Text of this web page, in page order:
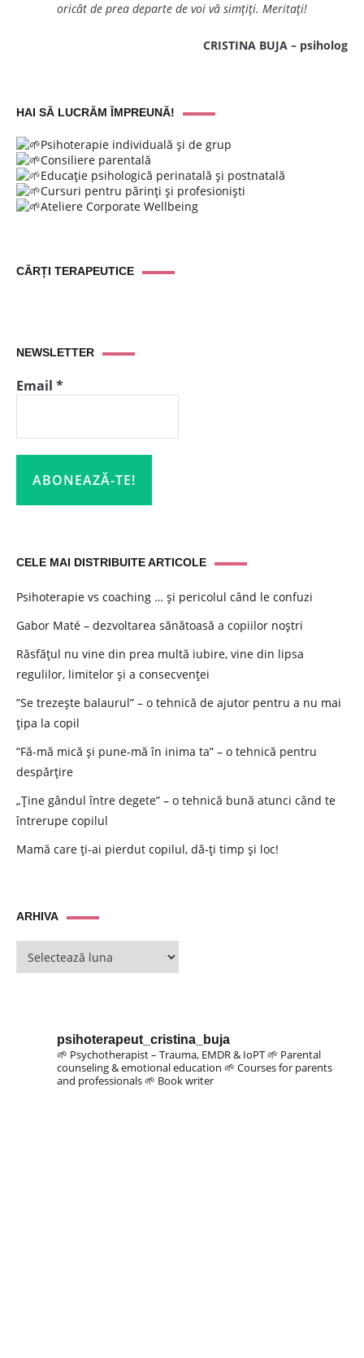
oricât de prea departe de voi vă simțiți. Meritați!
CRISTINA BUJA – psiholog
HAI SĂ LUCRĂM ÎMPREUNĂ!
Psihoterapie individuală și de grup
Consiliere parentală
Educație psihologică perinatală și postnatală
Cursuri pentru părinți și profesioniști
Ateliere Corporate Wellbeing
CĂRȚI TERAPEUTICE
NEWSLETTER
Email *
CELE MAI DISTRIBUITE ARTICOLE
Psihoterapie vs coaching … și pericolul când le confuzi
Gabor Maté – dezvoltarea sănătoasă a copiilor noștri
Răsfățul nu vine din prea multă iubire, vine din lipsa
regulilor, limitelor și a consecvenței
”Se trezește balaurul” – o tehnică de ajutor pentru a nu mai
țipa la copil
”Fă-mă mică și pune-mă în inima ta” – o tehnică pentru
despărțire
„Ține gândul între degete” – o tehnică bună atunci când te
întrerupe copilul
Mamă care ți-ai pierdut copilul, dă-ți timp și loc!
ARHIVAARHIVA
psihoterapeut_cristina_buja
🌱 Psychotherapist – Trauma, EMDR & IoPT🌱 Parental
counseling & emotional education 🌱 Courses for parents
and professionals🌱 Book writer